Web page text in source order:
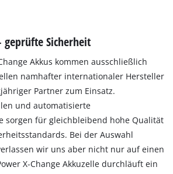
geprüfte Sicherheit
Akkus kommen ausschließlich
namhafter internationaler Hersteller
Partner zum Einsatz.
und automatisierte
sorgen für gleichbleibend hohe Qualität
Bei der Auswahl
wir uns aber nicht nur auf einen
X‐Change Akkuzelle durchläuft ein